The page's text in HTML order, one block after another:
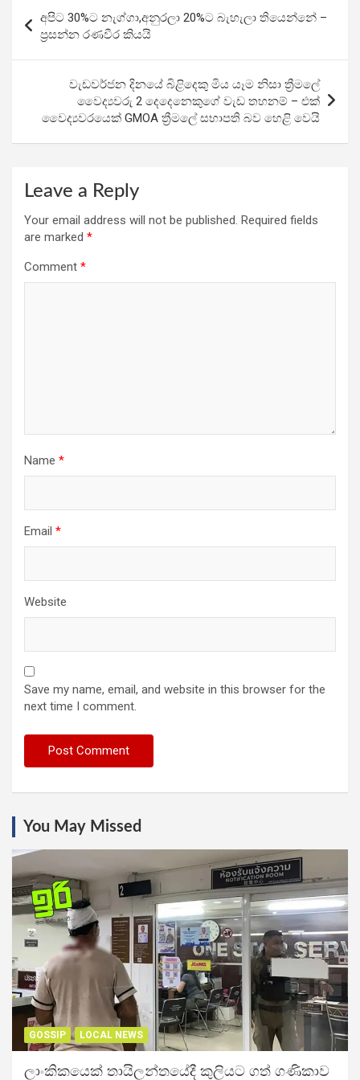
o
o
A
p
p
a
m
navigation
අපිට 30%ට නැග්ගා,අනුරලා 20%ට බැහැලා තියෙන්නේ –
ප්‍රසන්න රණවීර කියයි
වැඩවර්ජන දිනයේ බිළිදෙකු මිය යෑම නිසා ත්‍රීමලේ
වෛද්‍යවරු 2 දෙදෙනෙකුගේ වැඩ තහනම් – එක්
වෛද්‍යවරයෙක් GMOA ත්‍රීමලේ සභාපති බව හෙළි වෙයි
Leave a Reply
Your email address will not be published. Required fields
are marked *
Comment *
Name *
Email *
Website
Save my name, email, and website in this browser for the
next time I comment.
You May Missed
GOSSIP LOCAL NEWS
ලාංකිකයෙක් තායිලන්තයේදී කුලියට ගත් ගණිකාව